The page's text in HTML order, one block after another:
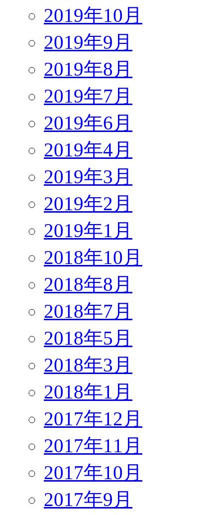
2019年10月
2019年9月
2019年8月
2019年7月
2019年6月
2019年4月
2019年3月
2019年2月
2019年1月
2018年10月
2018年8月
2018年7月
2018年5月
2018年3月
2018年1月
2017年12月
2017年11月
2017年10月
2017年9月